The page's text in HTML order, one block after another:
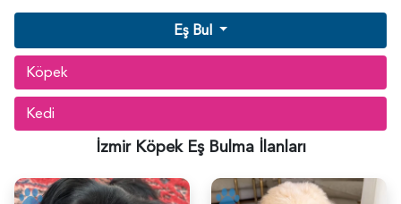
Eş Bul
Köpek
Kedi
İzmir Köpek Eş Bulma İlanları